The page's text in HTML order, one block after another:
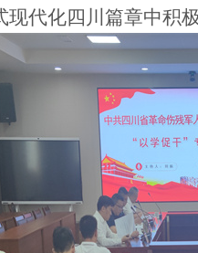
代化四川篇章中积极